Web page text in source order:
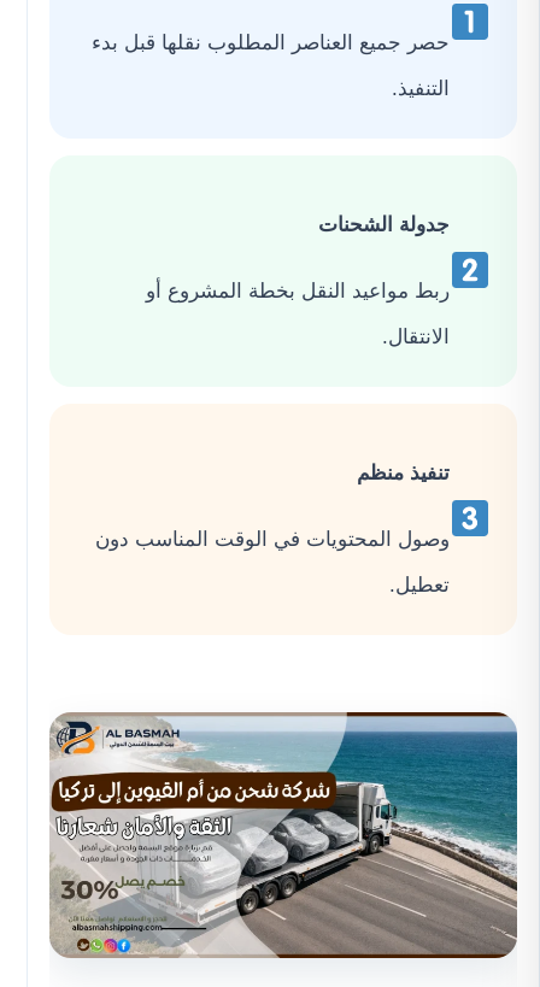
حصر جميع العناصر المطلوب نقلها قبل بدء
التنفيذ.
جدولة الشحنات
ربط مواعيد النقل بخطة المشروع أو
الانتقال.
تنفيذ منظم
وصول المحتويات في الوقت المناسب دون
تعطيل.